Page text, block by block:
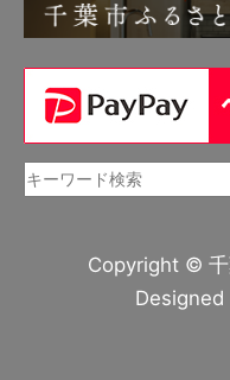
Copyright ©
Designed